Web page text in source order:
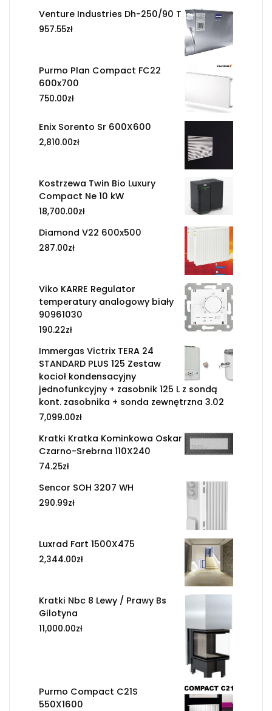
Venture Industries Dh-250/90 T
957.55zł
Purmo Plan Compact FC22
600x700
750.00zł
Enix Sorento Sr 600X600
2,810.00zł
Kostrzewa Twin Bio Luxury
Compact Ne 10 kW
18,700.00zł
Diamond V22 600x500
287.00zł
Viko KARRE Regulator
temperatury analogowy biały
90961030
190.22zł
Immergas Victrix TERA 24
STANDARD PLUS 125 Zestaw
kocioł kondensacyjny
jednofunkcyjny + zasobnik 125 L z sondą
kont. zasobnika + sonda zewnętrzna 3.02
7,099.00zł
Kratki Kratka Kominkowa Oskar
Czarno-Srebrna 110X240
74.25zł
Sencor SOH 3207 WH
290.99zł
Luxrad Fart 1500X475
2,344.00zł
Kratki Nbc 8 Lewy / Prawy Bs
Gilotyna
11,000.00zł
Purmo Compact C21S
550X1600